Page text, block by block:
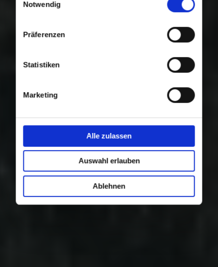
Nutzung der Dienste gesammelt haben.
Notwendig
Präferenzen
Statistiken
Marketing
Alle zulassen
Auswahl erlauben
Ablehnen